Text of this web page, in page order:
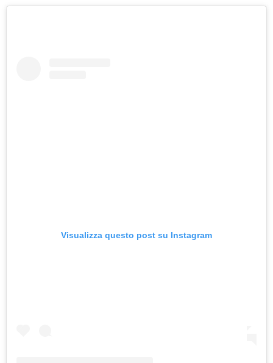
Visualizza questo post su Instagram